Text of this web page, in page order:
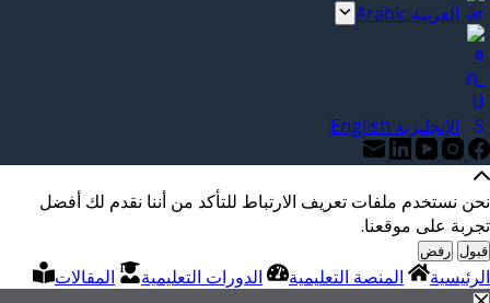
العربية Arabic
الإنجليزية English
نحن نستخدم ملفات تعريف الارتباط للتأكد من أننا نقدم لك أفضل
تجربة على موقعنا.
قبول رفض
الرئيسية المنصة التعليمية الدورات التعليمية
المقالات